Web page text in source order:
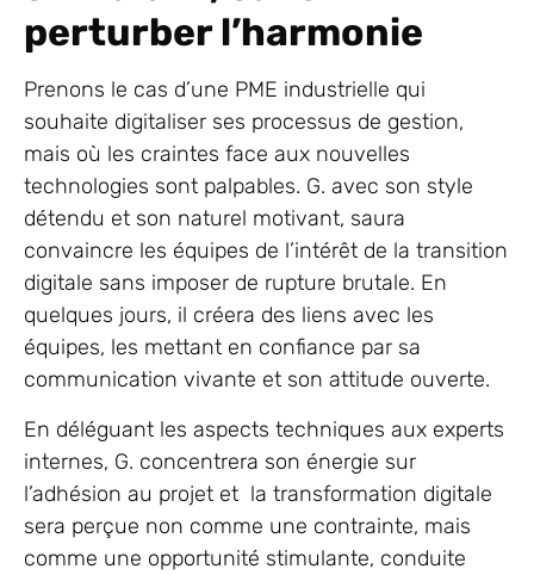
perturber l’harmonie
Prenons le cas d’une PME industrielle qui
souhaite digitaliser ses processus de gestion,
mais où les craintes face aux nouvelles
technologies sont palpables. G. avec son style
détendu et son naturel motivant, saura
convaincre les équipes de l’intérêt de la transition
digitale sans imposer de rupture brutale. En
quelques jours, il créera des liens avec les
équipes, les mettant en confiance par sa
communication vivante et son attitude ouverte.
En déléguant les aspects techniques aux experts
internes, G. concentrera son énergie sur
l’adhésion au projet et la transformation digitale
sera perçue non comme une contrainte, mais
comme une opportunité stimulante, conduite